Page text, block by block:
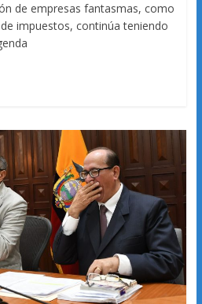
de empresas fantasmas, como
impuestos, continúa teniendo